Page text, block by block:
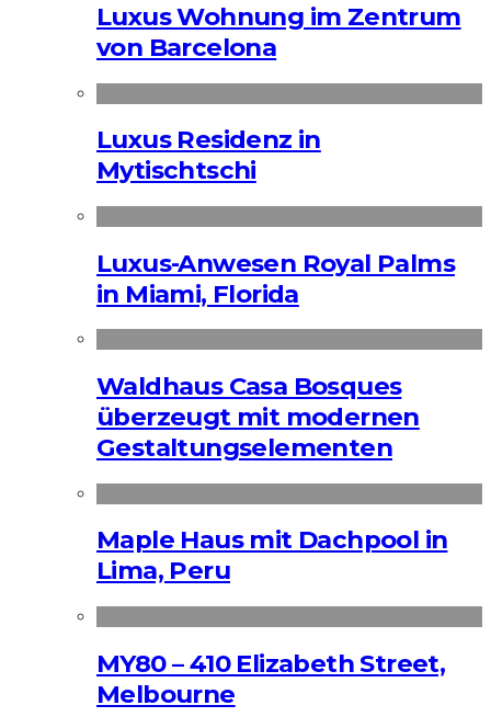
Luxus Wohnung im Zentrum
von Barcelona
Luxus Residenz in
Mytischtschi
Luxus-Anwesen Royal Palms
in Miami, Florida
Waldhaus Casa Bosques
überzeugt mit modernen
Gestaltungselementen
Maple Haus mit Dachpool in
Lima, Peru
MY80 – 410 Elizabeth Street,
Melbourne